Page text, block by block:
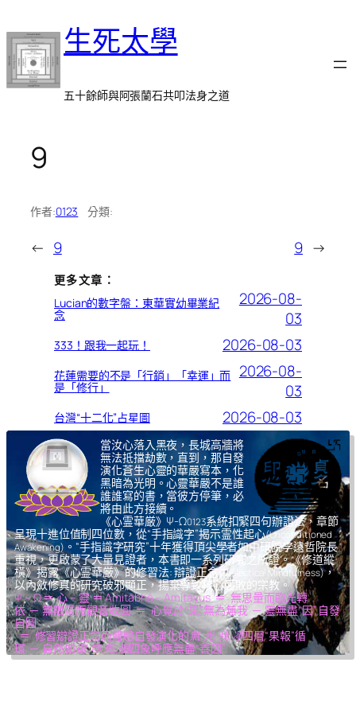
至
主
要
內
生死太學
五十餘師與阿張蘭石共叩法身之道
9
作者:0123 分類:
← 9 9 →
更多文章：
Lucian的數字盤：東華實幼畢業紀
念
2026-08-
03
333！跟我一起玩！ 2026-08-03
花蓮需要的不是「行銷」「幸運」而
是「修行」
2026-08-
03
台灣“十二化”占星圖 2026-08-03
當汝心落入黑夜，長城高牆將
無法抵擋劫數，直到，那自發
演化蒼生心靈的華嚴寫本，化
黑暗為光明。心靈華嚴不是誰
誰誰寫的書，當彼方停筆，必
將由此方接續。
《心霊華厳》Ψ-Ω0123系統扣緊四句辦證法，章節
呈現十進位值制四位數，從“手指識字”揭示霊性起心(Unconditioned
Awakening) 。“手指識字研究”十年獲得頂尖學者如中研院李遠哲院長
重視，更啟蒙了大量見證者，本書即一系列研究之所證。《修道縱
橫》揭露《心霊華厳》的修習法: 辯證正念(Dialectical Mindfulness)，
以內斂修真的研究破邪顯正，揚棄導致核心腐敗的宗教。
Ψ – Ω ＝ 心 – 靈 ＝ Amitābhā – Amitāyus ＝ 無思量而臨光轉
依 ─ 無限量而觀音收圓 ＝ 心覺於“果”,無為無我 ─ 靈無盡“因”,自發
自圓
＝ 修習辯證正念而體驗自發演化的氣,光,我,凈四層“果報”循
環 ─ 自然如復,坤,乾,逅四象呼應無盡“善因”